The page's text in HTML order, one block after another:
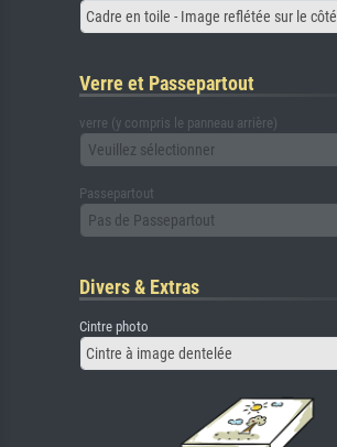
Cadre en toile - Image reflétée sur le côté
Verre et Passepartout
verre (y compris le panneau arrière)
Veuillez sélectionner
Passepartout
Pas de Passepartout
Divers & Extras
Cintre photo
Cintre à image dentelée